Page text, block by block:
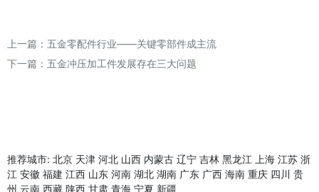
上一篇： 五金零配件行业——关键零部件成主流
下一篇： 五金冲压加工件发展存在三大问题
推荐城市: 北京 天津 河北 山西 内蒙古 辽宁 吉林 黑龙江 上海 江苏 浙
江 安徽 福建 江西 山东 河南 湖北 湖南 广东 广西 海南 重庆 四川 贵
州 云南 西藏 陕西 甘肃 青海 宁夏 新疆